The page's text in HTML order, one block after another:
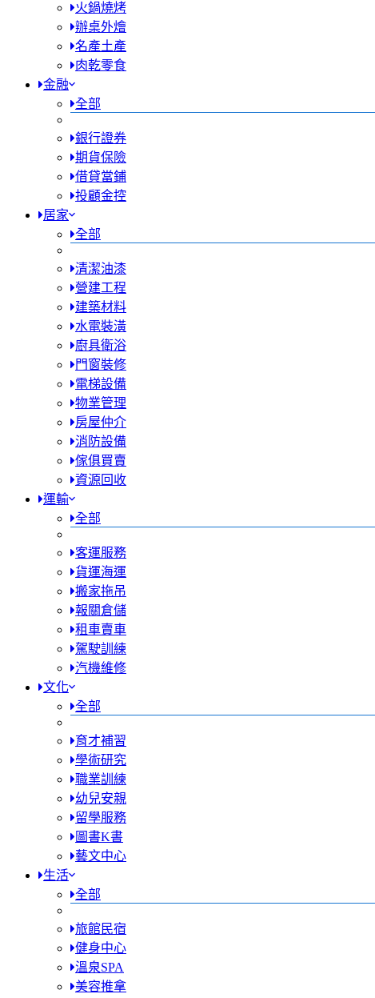
火鍋燒烤
辦桌外燴
名產土產
肉乾零食
金融
全部
銀行證券
期貨保險
借貸當鋪
投顧金控
居家
全部
清潔油漆
營建工程
建築材料
水電裝潢
廚具衛浴
門窗裝修
電梯設備
物業管理
房屋仲介
消防設備
傢俱買賣
資源回收
運輸
全部
客運服務
貨運海運
搬家拖吊
報關倉儲
租車賣車
駕駛訓練
汽機維修
文化
全部
育才補習
學術研究
職業訓練
幼兒安親
留學服務
圖書K書
藝文中心
生活
全部
旅館民宿
健身中心
溫泉SPA
美容推拿